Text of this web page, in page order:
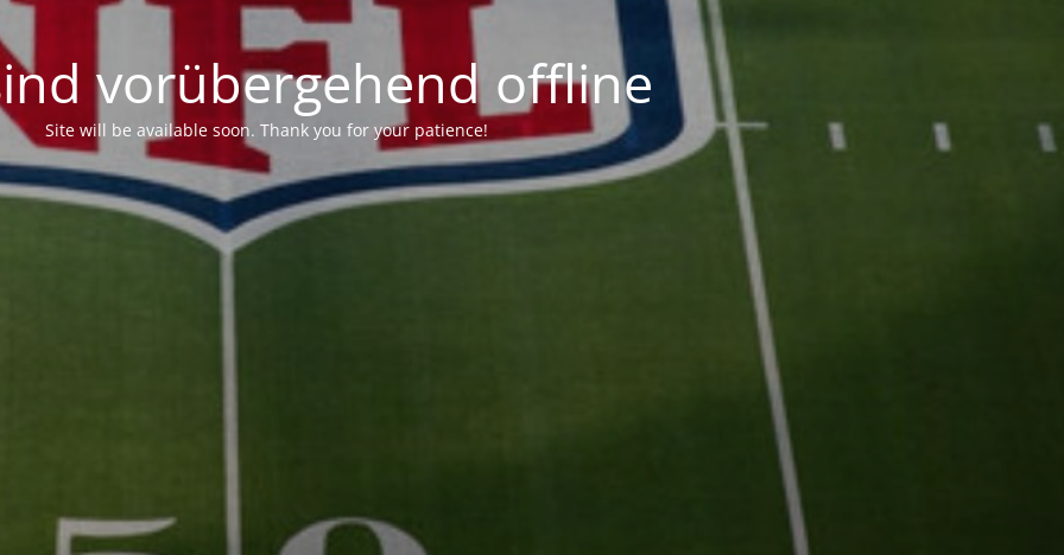
vorübergehend offline
Site will be available soon. Thank you for your patience!